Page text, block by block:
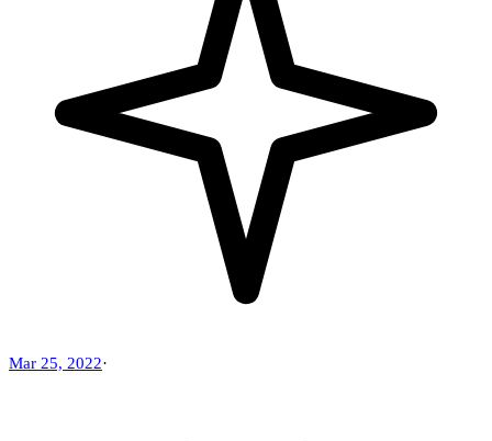
Mar 25, 2022·